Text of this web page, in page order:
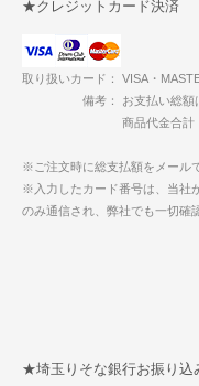
★クレジットカード決済
取り扱いカード： VISA・
備考： お支払い総額は
商品代金合計（税
※ご注文時に総支払額をメール
※入力したカード番号は、当社
のみ通信され、弊社でも一切確
★埼玉りそな銀行お振り込